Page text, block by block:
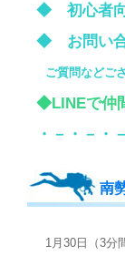
◆ 初心
◆ お問い
ご質問などご
◆LINEで
・－・－・
南
1月30日（3分